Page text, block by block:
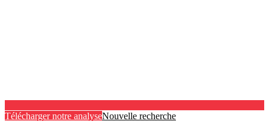
Télécharger notre analyseNouvelle recherche